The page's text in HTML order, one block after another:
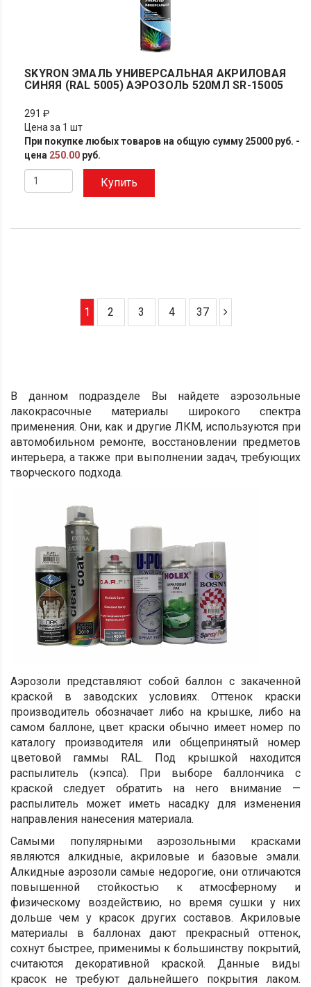
SKYRON ЭМАЛЬ УНИВЕРСАЛЬНАЯ АКРИЛОВАЯ
СИНЯЯ (RAL 5005) АЭРОЗОЛЬ 520МЛ SR-15005
291 ₽
Цена за 1 шт
При покупке любых товаров на общую сумму 25000 руб. -
цена 250.00 руб.
Купить
1 2 3 4 37
В данном подразделе Вы найдете аэрозольные
лакокрасочные материалы широкого спектра
применения. Они, как и другие ЛКМ, используются при
автомобильном ремонте, восстановлении предметов
интерьера, а также при выполнении задач, требующих
творческого подхода.
Аэрозоли представляют собой баллон с закаченной
краской в заводских условиях. Оттенок краски
производитель обозначает либо на крышке, либо на
самом баллоне, цвет краски обычно имеет номер по
каталогу производителя или общепринятый номер
цветовой гаммы RAL. Под крышкой находится
распылитель (кэпса). При выборе баллончика с
краской следует обратить на него внимание —
распылитель может иметь насадку для изменения
направления нанесения материала.
Самыми популярными аэрозольными красками
являются алкидные, акриловые и базовые эмали.
Алкидные аэрозоли самые недорогие, они отличаются
повышенной стойкостью к атмосферному и
физическому воздействию, но время сушки у них
дольше чем у красок других составов. Акриловые
материалы в баллонах дают прекрасный оттенок,
сохнут быстрее, применимы к большинству покрытий,
считаются декоративной краской. Данные виды
красок не требуют дальнейшего покрытия лаком.